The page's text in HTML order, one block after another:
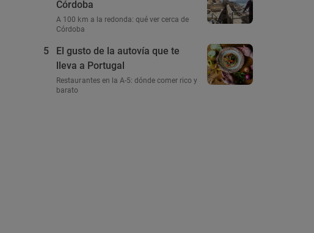
Córdoba
A 100 km a la redonda: qué ver cerca de
Córdoba
5
El gusto de la autovía que te
lleva a Portugal
Restaurantes en la A-5: dónde comer rico y
barato